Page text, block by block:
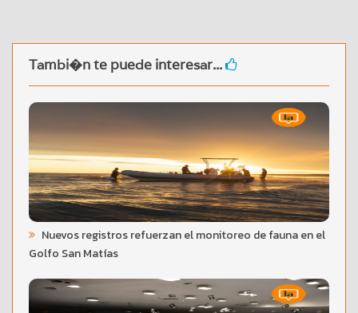
Tambi�n te puede interesar...
Nuevos registros refuerzan el monitoreo de fauna en el
Golfo San Matías